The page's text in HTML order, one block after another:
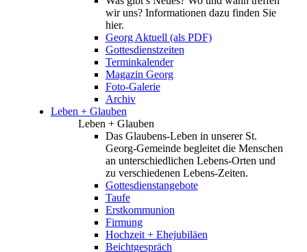
wir uns? Informationen dazu finden Sie
hier.
Georg Aktuell (als PDF)
Gottesdienstzeiten
Terminkalender
Magazin Georg
Foto-Galerie
Archiv
Leben + Glauben
Leben + Glauben
Das Glaubens-Leben in unserer St.
Georg-Gemeinde begleitet die Menschen
an unterschiedlichen Lebens-Orten und
zu verschiedenen Lebens-Zeiten.
Gottesdienstangebote
Taufe
Erstkommunion
Firmung
Hochzeit + Ehejubiläen
Beichtgespräch